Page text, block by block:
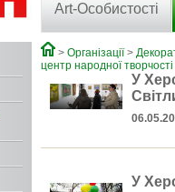
Art-Особистості
> Організації>
центр народної творчості
У
У